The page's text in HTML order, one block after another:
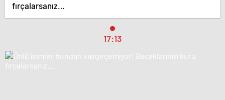
fırçalarsanız…
17:13